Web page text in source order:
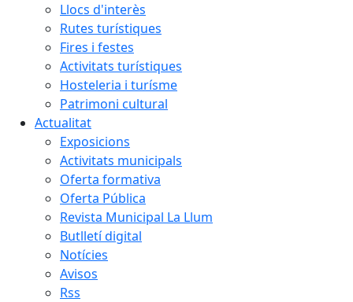
Llocs d'interès
Rutes turístiques
Fires i festes
Activitats turístiques
Hosteleria i turísme
Patrimoni cultural
Actualitat
Exposicions
Activitats municipals
Oferta formativa
Oferta Pública
Revista Municipal La Llum
Butlletí digital
Notícies
Avisos
Rss